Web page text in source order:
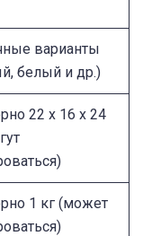
варианты
белый и др.)
22 x 16 x 24
1 кг (может